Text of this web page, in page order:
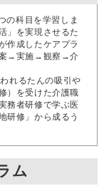
の科目を学習しま
」を実現させるた
作成したケアプラ
案→実施→観察→介
れるたんの吸引や
）を受けた介護職
務者研修で学ぶ医
研修」から成るう
ム